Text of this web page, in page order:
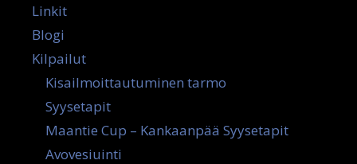
Linkit
Blogi
Kilpailut
Kisailmoittautuminen tarmo
Syysetapit
Maantie Cup – Kankaanpää Syysetapit
Avovesiuinti